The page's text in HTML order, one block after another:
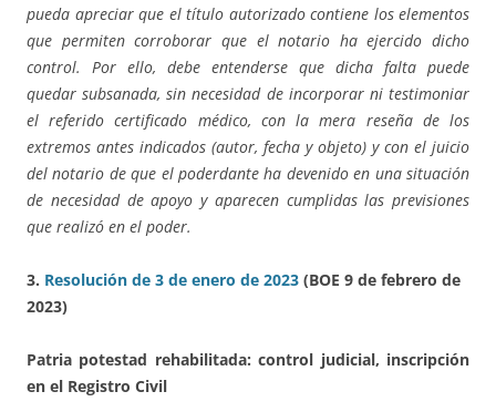
pueda apreciar que el título autorizado contiene los elementos
que permiten corroborar que el notario ha ejercido dicho
control. Por ello, debe entenderse que dicha falta puede
quedar subsanada, sin necesidad de incorporar ni testimoniar
el referido certificado médico, con la mera reseña de los
extremos antes indicados (autor, fecha y objeto) y con el juicio
del notario de que el poderdante ha devenido en una situación
de necesidad de apoyo y aparecen cumplidas las previsiones
que realizó en el poder.
3. Resolución de 3 de enero de 2023 (BOE 9 de febrero de
2023)
Patria potestad rehabilitada: control judicial, inscripción
en el Registro Civil